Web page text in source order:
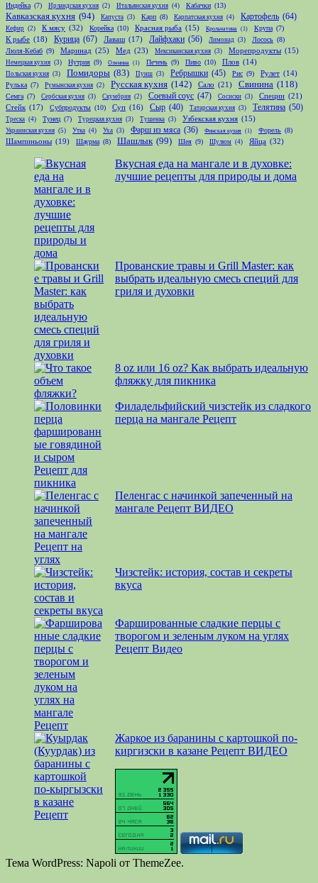
Индейка (7) Ирландская кухня (2) Итальянская кухня (4) Кабачки (13)
Кавказская кухня (94) Капуста (3) Карп (8) Карпатская кухня (4) Картофель (64)
Кефир (2) К мясу (32) Корейка (10) Красная рыба (15) Крольчатина (1) Крупа (7)
К рыбе (18) Курица (67) Лаваш (17) Лайфхаки (56) Лимонад (3) Лосось (8)
Люля-Кебаб (9) Маринад (25) Мед (23) Мексиканская кухня (3) Морепродукты (15)
Немецкая кухня (3) Нутрия (9) Оленина (1) Печень (9) Пиво (10) Плов (14)
Польская кухня (3) Помидоры (83) Пунш (3) Ребрышки (45) Рис (9) Рулет (14)
Рулька (7) Румынская кухня (2) Русская кухня (142) Сало (21) Свинина (118)
Семга (7) Сербская кухня (3) Скумбрия (2) Соевый соус (47) Сосиски (3) Специи (21)
Стейк (17) Субпродукты (10) Суп (16) Сыр (40) Татарская кухня (3) Телятина (50)
Треска (4) Тунец (7) Турецкая кухня (3) Тушенка (3) Узбекская кухня (15)
Украинская кухня (5) Утка (4) Уха (3) Фарш из мяса (36) Финская кухня (1) Форель (8)
Шампиньоны (19) Шаурма (8) Шашлык (99) Шея (9) Шулюм (4) Яйца (32)
Вкусная еда на мангале и в духовке:
лучшие рецепты для природы и дома
Прованские травы и Grill Master: как
выбрать идеальную смесь специй для
гриля и духовки
8 oz или 16 oz? Как выбрать идеальную
фляжку для пикника
Филадельфийский чизстейк из сладкого
перца на мангале Рецепт
Пеленгас с начинкой запеченный на
мангале Рецепт ВИДЕО
Чизстейк: история, состав и секреты
вкуса
Фаршированные сладкие перцы с
творогом и зеленым луком на углях
Рецепт Видео
Жаркое из баранины с картошкой по-
киргизски в казане Рецепт ВИДЕО
Тема WordPress: Napoli от ThemeZee.